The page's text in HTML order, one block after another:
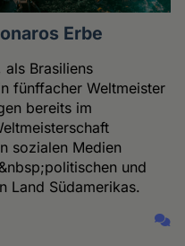
Erbe
als Brasiliens
fünffacher Weltmeister
bereits im
sozialen Medien
und
Land Südamerikas.